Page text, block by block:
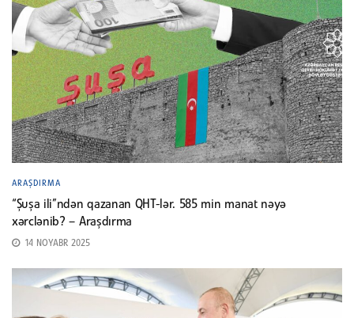
ARAŞDIRMA
“Şuşa ili”ndən qazanan QHT-lər. 585 min manat nəyə
xərclənib? – Araşdırma
14 NOYABR 2025